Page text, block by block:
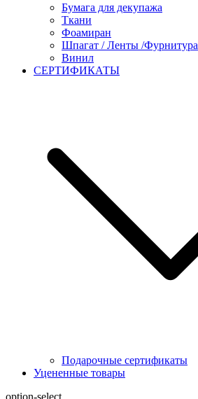
Бумага для декупажа
Ткани
Фоамиран
Шпагат / Ленты /Фурнитура
Винил
СЕРТИФИКАТЫ
Подарочные сертификаты
Уцененные товары
option-select